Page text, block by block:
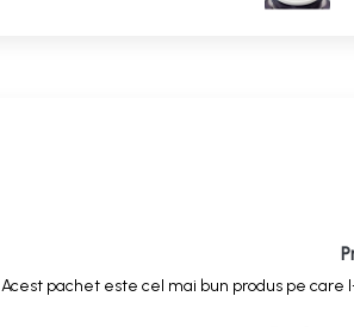
Acest pachet este cel mai bun produs pe